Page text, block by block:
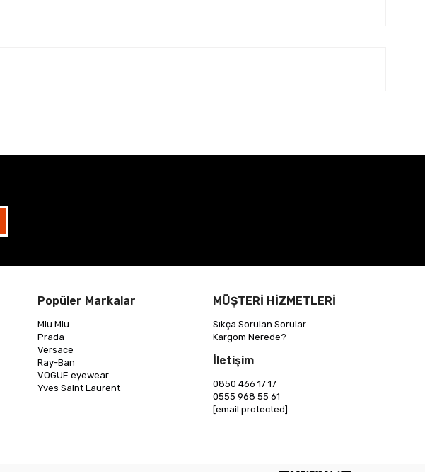
Popüler Markalar
Miu Miu
Prada
Versace
Ray-Ban
VOGUE eyewear
Yves Saint Laurent
MÜŞTERİ HİZMETLERİ
Sıkça Sorulan Sorular
Kargom Nerede?
İletişim
0850 466 17 17
0555 968 55 61
[email protected]